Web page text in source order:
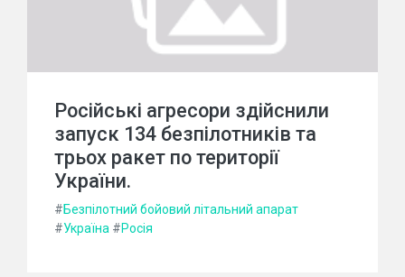
Російські агресори здійснили
запуск 134 безпілотників та
трьох ракет по території
України.
#Безпілотний бойовий літальний апарат
#Україна #Росія